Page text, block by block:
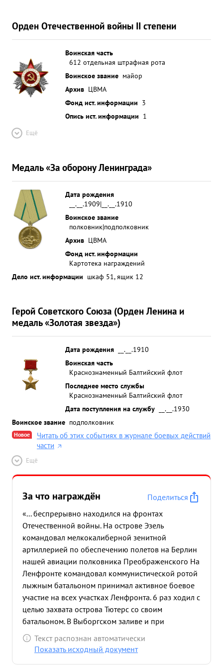
Орден Отечественной войны II степени
Воинская часть
612 отдельная штрафная рота
Воинское звание майор
Архив ЦВМА
Фонд ист. информации 3
Опись ист. информации 1
Ещё
Медаль «За оборону Ленинграда»
Дата рождения
__.__.1909|__.__.1910
Воинское звание
полковник|подполковник
Архив ЦВМА
Фонд ист. информации
Картотека награждений
Дело ист. информации шкаф 51, ящик 12
Герой Советского Союза (Орден Ленина и
медаль «Золотая звезда»)
Дата рождения
__.__.1910
Воинская часть
Краснознаменный Балтийский флот
Последнее место службы
Краснознаменный Балтийский флот
Дата поступления на службу
__.__.1930
Воинское звание подполковник
Новое
Читать об этих событиях в журнале боевых действий
части
Ещё
За что награждён
Поделиться
«... беспрерывно находился на фронтах
Отечественной войны. На острове Эзель
командовал мелкокалиберной зенитной
артиллерией по обеспечению полетов на Берлин
нашей авиации полковника Преображенского На
Ленфронте командовал коммунистической ротой
лыжным батальоном принимал активное боевое
участие на всех участках Ленфронта. 6 раз ходил с
целью захвата острова Тютерс со своим
батальоном. В Выборгском заливе и при
освобождении Прибалтики участвовал более 16
раз в морских десантных операциях, где
Текст распознан автоматически
Показать исходный документ